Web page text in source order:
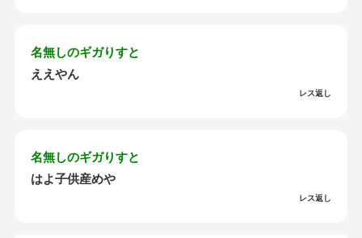
名無しのギガりすと
ええやん
レス返し
名無しのギガりすと
はよ子供産めや
レス返し